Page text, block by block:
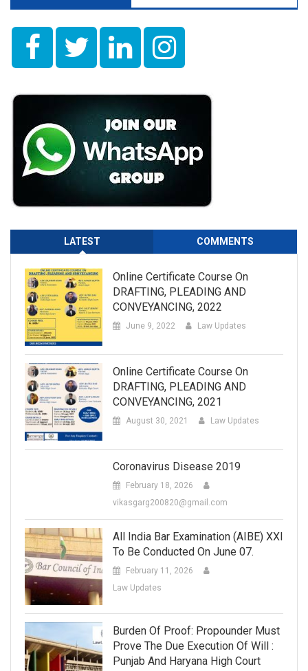
LATEST COMMENTS
Online Certificate Course On
DRAFTING, PLEADING AND
CONVEYANCING, 2022
June 9, 2022 Law Updates
Online Certificate Course On
DRAFTING, PLEADING AND
CONVEYANCING, 2021
August 30, 2021 Law Updates
Coronavirus Disease 2019
February 18, 2026
vikasgarg200820@gmail.com
All India Bar Examination (AIBE) XXI
To Be Conducted On June 07.
February 11, 2026
Law Updates
Burden Of Proof: Propounder Must
Prove The Due Execution Of Will :
Punjab And Haryana High Court